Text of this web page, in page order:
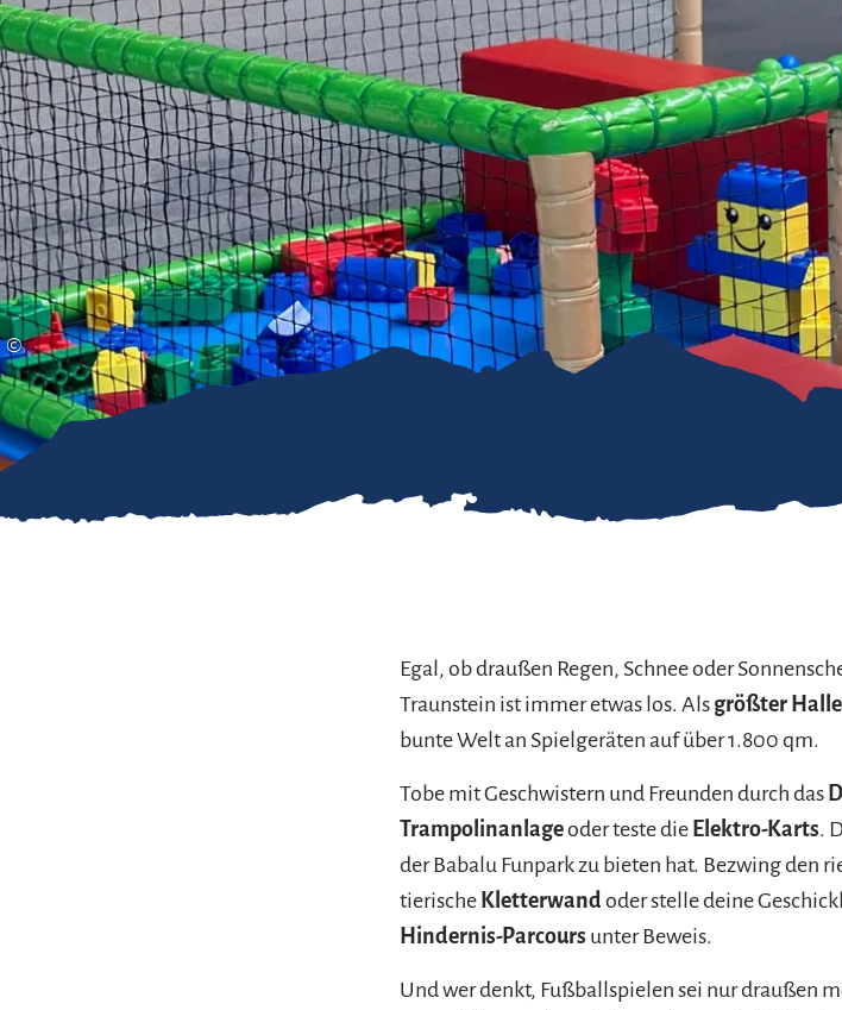
Gleitschirmfliegen &
Luftsport
Interaktive Vollbildkarte
Barrierefreiheit im
Chiemgau
Chiemgau G'schichten
©
Egal, ob draußen Regen, Schnee oder
Traunstein ist immer etwas los. Als größter
bunte Welt an Spielgeräten auf über 1.800 qm.
Tobe mit Geschwistern und Freunden durch das
Trampolinanlageoder teste die Elektro-Karts.
der Babalu Funpark zu bieten hat. Bezwing den
tierische Kletterwandoder stelle deine
Hindernis-Parcours unter Beweis.
Und wer denkt, Fußballspielen sei nur draußen